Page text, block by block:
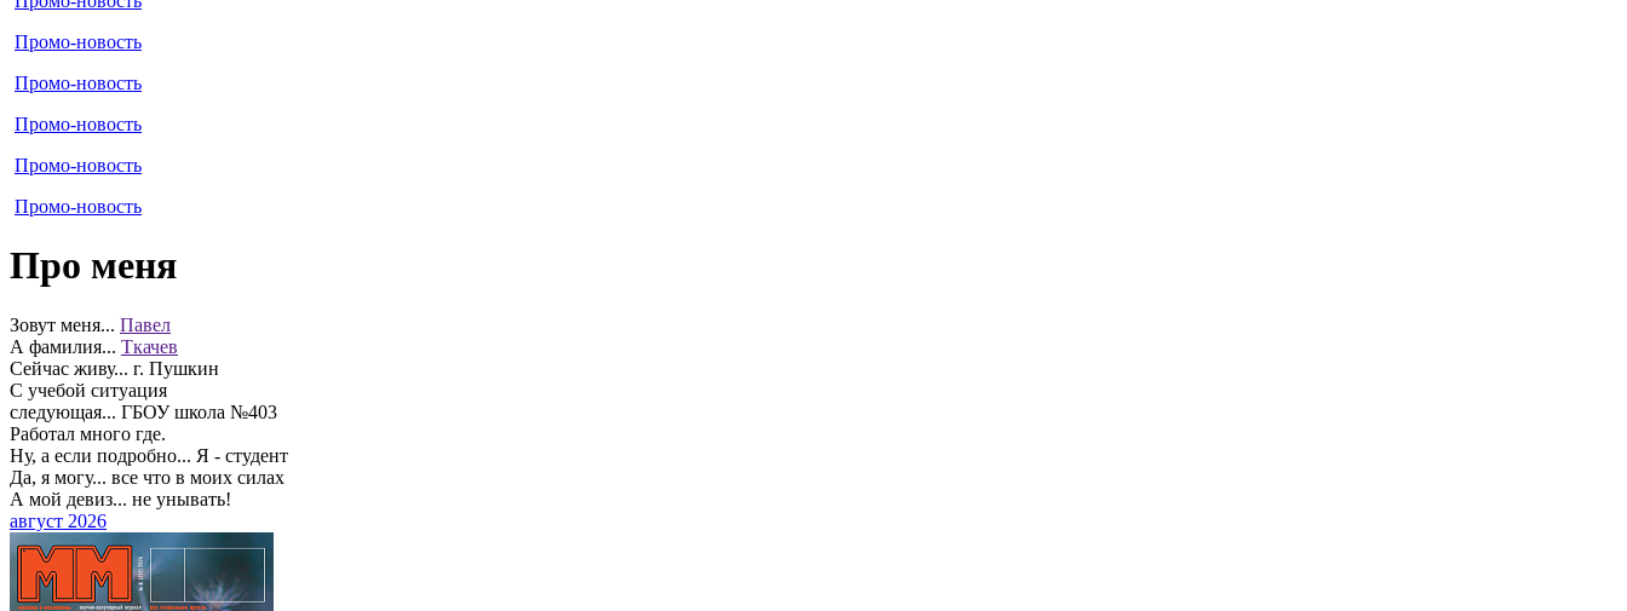
Промо-новость
Промо-новость
Промо-новость
Промо-новость
Промо-новость
Про меня
Зовут меня... Павел
А фамилия... Ткачев
Сейчас живу... г. Пушкин
С учебой ситуация
следующая... ГБОУ школа №403
Работал много где.
Ну, а если подробно... Я - студент
Да, я могу... все что в моих силах
А мой девиз... не унывать!
август 2026